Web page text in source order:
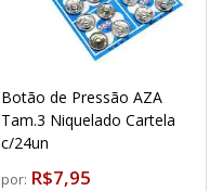
Botão de Pressão AZA
Tam.3 Niquelado Cartela
c/24un
por: R$7,95